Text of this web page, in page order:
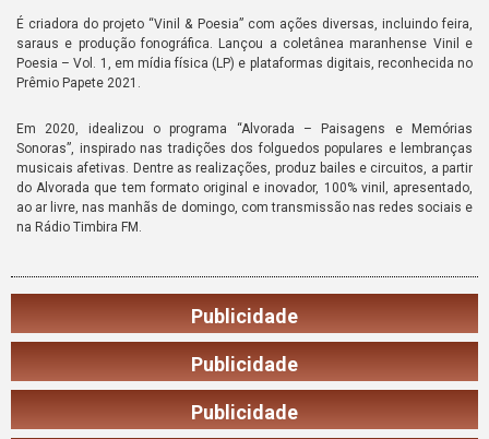
É criadora do projeto “Vinil & Poesia” com ações diversas, incluindo feira,
saraus e produção fonográfica. Lançou a coletânea maranhense Vinil e
Poesia – Vol. 1, em mídia física (LP) e plataformas digitais, reconhecida no
Prêmio Papete 2021.
Em 2020, idealizou o programa “Alvorada – Paisagens e Memórias
Sonoras”, inspirado nas tradições dos folguedos populares e lembranças
musicais afetivas. Dentre as realizações, produz bailes e circuitos, a partir
do Alvorada que tem formato original e inovador, 100% vinil, apresentado,
ao ar livre, nas manhãs de domingo, com transmissão nas redes sociais e
na Rádio Timbira FM.
Publicidade
Publicidade
Publicidade